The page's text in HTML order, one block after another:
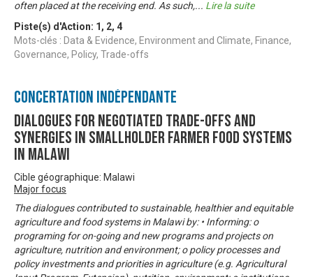
often placed at the receiving end. As such,... Lire la suite
Piste(s) d'Action: 1 , 2, 4
Mots-clés : Data & Evidence, Environment and Climate, Finance,
Governance, Policy, Trade-offs
Concertation Indépendante
DIALOGUES FOR NEGOTIATED TRADE-OFFS AND
SYNERGIES IN SMALLHOLDER FARMER FOOD SYSTEMS
IN MALAWI
Cible géographique: Malawi
Major focus
The dialogues contributed to sustainable, healthier and equitable
agriculture and food systems in Malawi by: • Informing: o
programing for on-going and new programs and projects on
agriculture, nutrition and environment; o policy processes and
policy investments and priorities in agriculture (e.g. Agricultural